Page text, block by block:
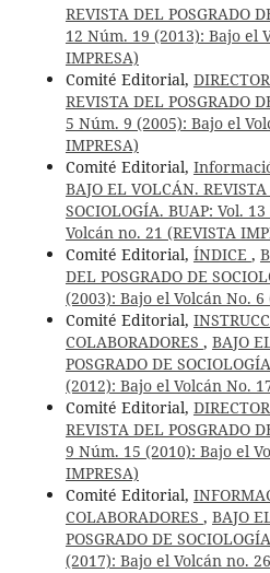
REVISTA DEL POSGRADO
12 Núm. 19 (2013): Bajo el
IMPRESA)
Comité Editorial,
REVISTA DEL POSGRADO
5 Núm. 9 (2005): Bajo el
IMPRESA)
Comité Editorial,
BAJO EL VOLCÁN.
SOCIOLOGÍA. BUAP: Vol.
Volcán no. 21 (REVISTA
Comité Editorial, ÍNDICE ,
DEL POSGRADO DE
(2003): Bajo el Volcán No. 6
Comité Editorial,
COLABORADORES , BAJO
POSGRADO DE
(2012): Bajo el Volcán No.
Comité Editorial,
REVISTA DEL POSGRADO
9 Núm. 15 (2010): Bajo el
IMPRESA)
Comité Editorial,
COLABORADORES , BAJO
POSGRADO DE
(2017): Bajo el Volcán no.